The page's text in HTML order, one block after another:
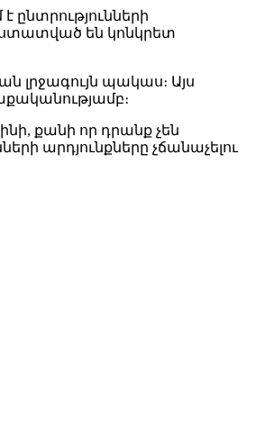
ընտրությունների
են կոնկրետ
լրջագույն պակաս։ Այս
քանի որ դրանք չեն
արդյունքները չճանաչելու